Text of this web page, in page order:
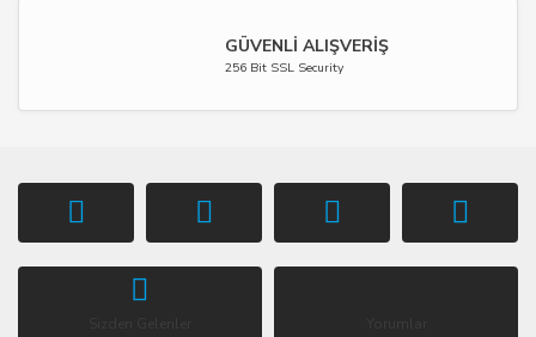
GÜVENLİ ALIŞVERİŞ
256 Bit SSL Security